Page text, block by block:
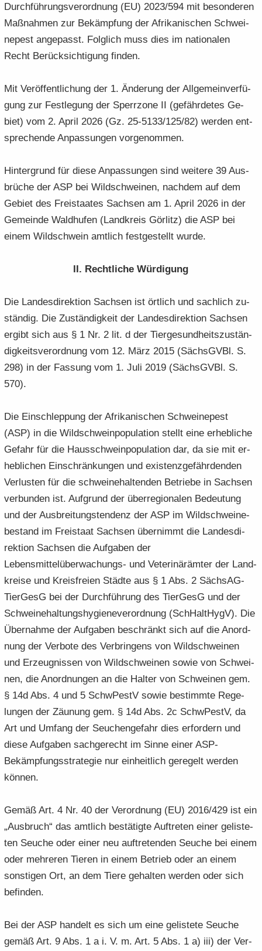
Durch­füh­rungs­ver­ord­nung (EU) 2023/594 mit be­son­de­ren
Maß­nah­men zur Be­kämp­fung der Afri­ka­ni­schen Schwei­
ne­pest an­ge­passt. Folg­lich muss dies im na­tio­na­len
Recht Be­rück­sich­ti­gung fin­den.
Mit Ver­öf­fent­li­chung der 1. Än­de­rung der All­ge­mein­ver­fü­
gung zur Fest­le­gung der Sperr­zo­ne II (ge­fähr­de­tes Ge­
biet) vom 2. April 2026 (Gz. 25-5133/125/82) wer­den ent­
spre­chen­de An­pas­sun­gen vor­ge­nom­men.
Hin­ter­grund für diese An­pas­sun­gen sind wei­te­re 39 Aus­
brü­che der ASP bei Wild­schwei­nen, nach­dem auf dem
Ge­biet des Frei­staa­tes Sach­sen am 1. April 2026 in der
Ge­mein­de Wald­hu­fen (Land­kreis Gör­litz) die ASP bei
einem Wild­schwein amt­lich fest­ge­stellt wurde.
II. Recht­li­che Wür­di­gung
Die Lan­des­di­rek­ti­on Sach­sen ist ört­lich und sach­lich zu­
stän­dig. Die Zu­stän­dig­keit der Lan­des­di­rek­ti­on Sach­sen
er­gibt sich aus § 1 Nr. 2 lit. d der Tier­ge­sund­heits­zu­stän­
dig­keits­ver­ord­nung vom 12. März 2015 (Sächs­GVBl. S.
298) in der Fas­sung vom 1. Juli 2019 (Sächs­GVBl. S.
570).
Die Ein­schlep­pung der Afri­ka­ni­schen Schwei­ne­pest
(ASP) in die Wild­schwein­po­pu­la­ti­on stellt eine er­heb­li­che
Ge­fahr für die Haus­schwein­po­pu­la­ti­on dar, da sie mit er­
heb­li­chen Ein­schrän­kun­gen und exis­tenz­ge­fähr­den­den
Ver­lus­ten für die schwei­ne­hal­ten­den Be­trie­be in Sach­sen
ver­bun­den ist. Auf­grund der über­re­gio­na­len Be­deu­tung
und der Aus­brei­tungs­ten­denz der ASP im Wild­schwei­ne­
be­stand im Frei­staat Sach­sen über­nimmt die Lan­des­di­
rek­ti­on Sach­sen die Auf­ga­ben der
Lebensmittelüberwachungs-​ und Ve­te­ri­när­äm­ter der Land­
krei­se und Kreis­frei­en Städ­te aus § 1 Abs. 2 Säch­s­AG­
Tier­GesG bei der Durch­füh­rung des Tier­GesG und der
Schwei­ne­hal­tungs­hy­gie­ne­ver­ord­nung (SchHalt­HygV). Die
Über­nah­me der Auf­ga­ben be­schränkt sich auf die An­ord­
nung der Ver­bo­te des Ver­brin­gens von Wild­schwei­nen
und Er­zeug­nis­sen von Wild­schwei­nen sowie von Schwei­
nen, die An­ord­nun­gen an die Hal­ter von Schwei­nen gem.
§ 14d Abs. 4 und 5 SchwPestV sowie be­stimm­te Re­ge­
lun­gen der Zäu­nung gem. § 14d Abs. 2c SchwPestV, da
Art und Um­fang der Seu­chen­ge­fahr dies er­for­dern und
diese Auf­ga­ben sach­ge­recht im Sinne einer ASP-​
Bekämpfungsstrategie nur ein­heit­lich ge­re­gelt wer­den
kön­nen.
Gemäß Art. 4 Nr. 40 der Ver­ord­nung (EU) 2016/429 ist ein
„Aus­bruch“ das amt­lich be­stä­tig­te Auf­tre­ten einer ge­lis­te­
ten Seu­che oder einer neu auf­tre­ten­den Seu­che bei einem
oder meh­re­ren Tie­ren in einem Be­trieb oder an einem
sons­ti­gen Ort, an dem Tiere ge­hal­ten wer­den oder sich
be­fin­den.
Bei der ASP han­delt es sich um eine ge­lis­te­te Seu­che
gemäß Art. 9 Abs. 1 a i. V. m. Art. 5 Abs. 1 a) iii) der Ver­